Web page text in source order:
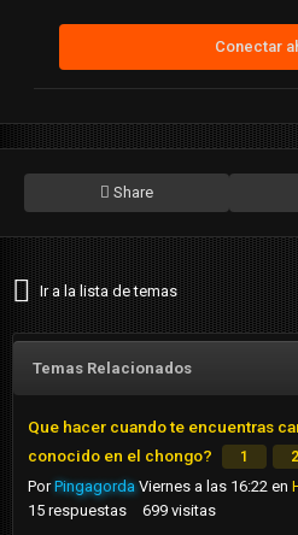
Conectar
Share
Ir a la lista de temas
Temas Relacionados
Que hacer cuando te encuentras
conocido en el chongo?
1 2
PorPingagorda Viernes a las 16:22 en
15 respuestas 699 visitas